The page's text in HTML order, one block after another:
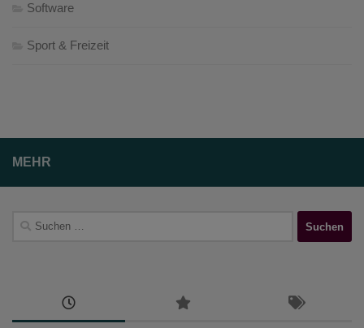
Software
Sport & Freizeit
MEHR
Suchen